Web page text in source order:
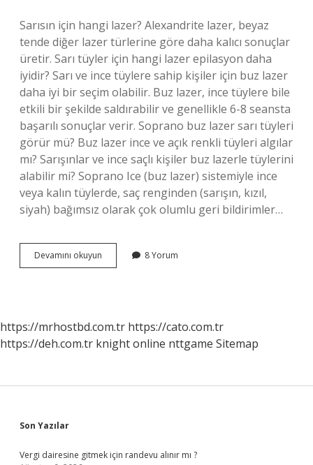
Sarısın için hangi lazer? Alexandrite lazer, beyaz
tende diğer lazer türlerine göre daha kalıcı sonuçlar
üretir. Sarı tüyler için hangi lazer epilasyon daha
iyidir? Sarı ve ince tüylere sahip kişiler için buz lazer
daha iyi bir seçim olabilir. Buz lazer, ince tüylere bile
etkili bir şekilde saldırabilir ve genellikle 6-8 seansta
başarılı sonuçlar verir. Soprano buz lazer sarı tüyleri
görür mü? Buz lazer ince ve açık renkli tüyleri algılar
mı? Sarışınlar ve ince saçlı kişiler buz lazerle tüylerini
alabilir mi? Soprano Ice (buz lazer) sistemiyle ince
veya kalın tüylerde, saç renginden (sarışın, kızıl,
siyah) bağımsız olarak çok olumlu geri bildirimler…
Devamını okuyun
Tüyler
8 Yorum
https://mrhostbd.com.tr https://cato.com.tr
https://deh.com.tr knight online nttgame Sitemap
Sidebar
Son Yazılar
Vergi dairesine gitmek için randevu alınır mı ?